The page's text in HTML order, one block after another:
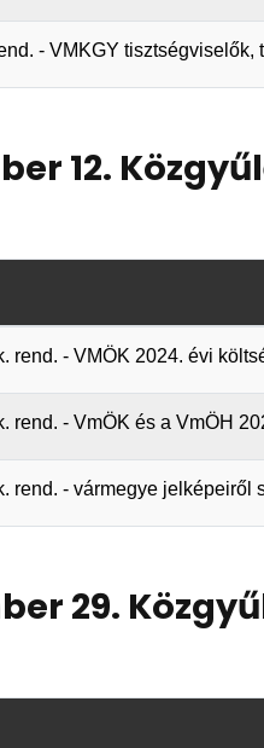
- VMKGY
12.
rend. - VMÖK 2024. évi
rend. - VmÖK és a VmÖH
rend. - vármegye
29.